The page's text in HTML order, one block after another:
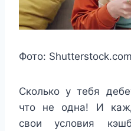
Фото: Shutterstock.com
Сколько у тебя
что не одна! И
свои условия